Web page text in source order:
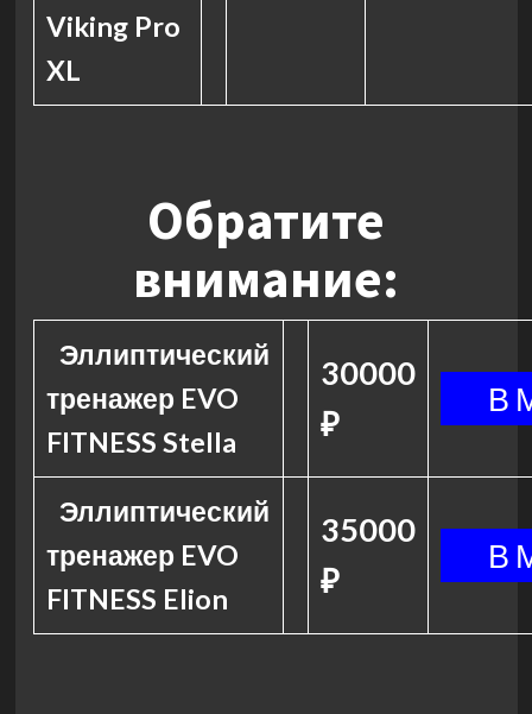
Viking Pro
XL
Обратите
внимание:
Эллиптический
тренажер EVO
FITNESS Stella
30000
₽
Эллиптический
тренажер EVO
FITNESS Elion
35000
₽